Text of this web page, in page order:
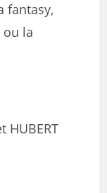
fantasy,
la
HUBERT